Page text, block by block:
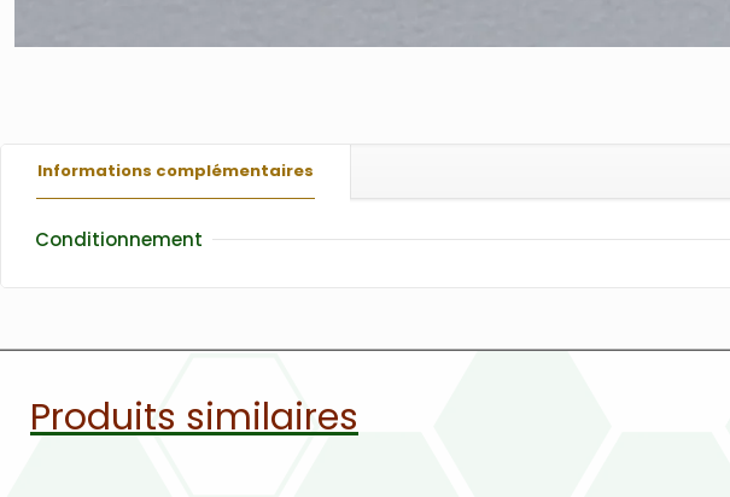
Informations complémentaires
Conditionnement
Produits similaires